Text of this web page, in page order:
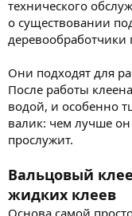
технического
о существовании
деревообработчики
Они подходят для
После работы
водой, и особенно
валик: чем лучше
прослужит.
Вальцовый
жидких клеев
Основа самой